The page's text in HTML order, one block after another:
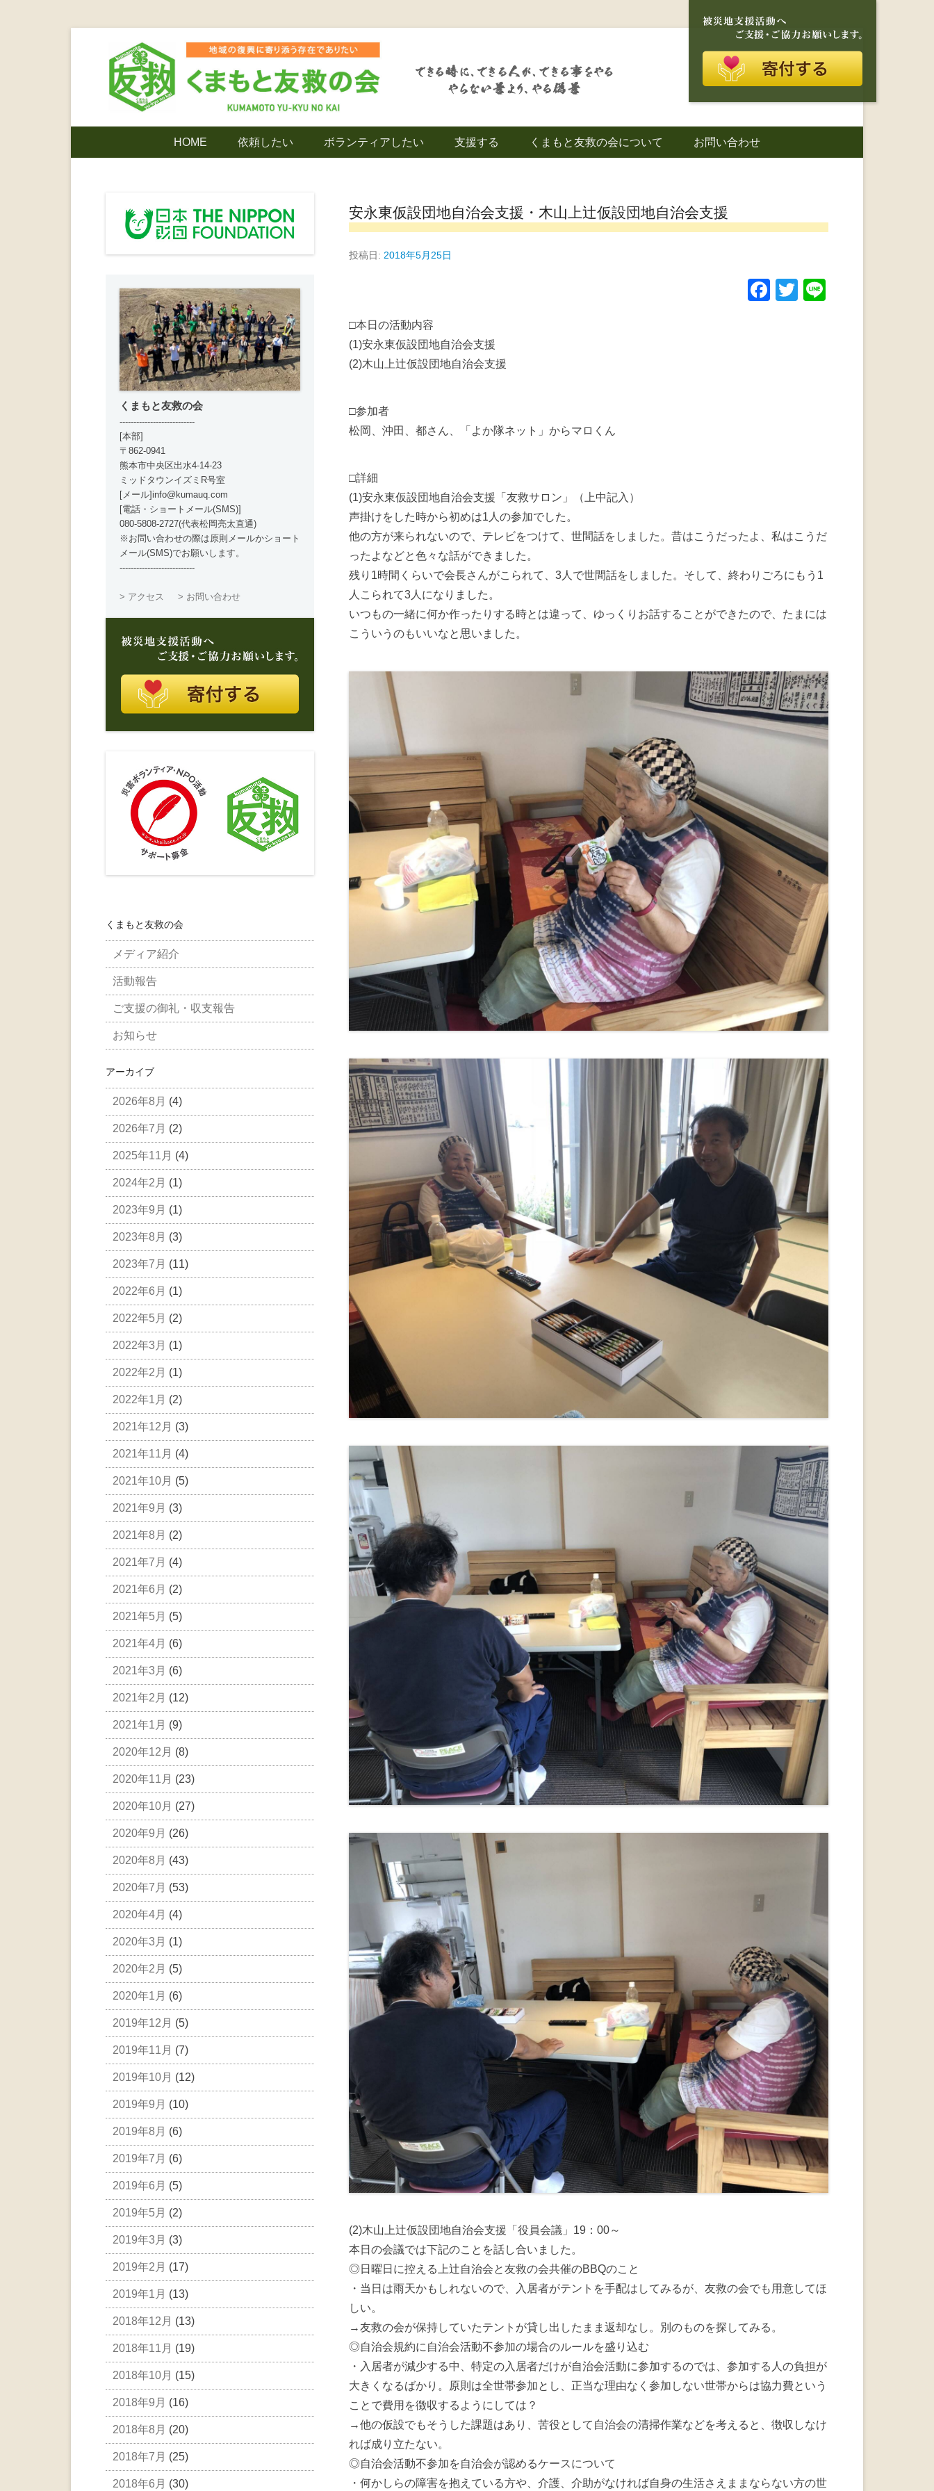
くまもと友救の会｜地域の復興に寄り添う存在
ンティア
HOME 依頼したい ボランティアしたい 支援する くまもと友救の会について お問い合わせ
安永東仮設団地自治会支援・木山上辻仮設団地自治会支援
投稿日: 2018年5月25日
F T
□本日の活動内容
(1)安永東仮設団地自治会支援
(2)木山上辻仮設団地自治会支援
□参加者
松岡、沖田、都さん、「よか隊ネット」からマロくん
□詳細
(1)安永東仮設団地自治会支援「友救サロン」（上中記入）
声掛けをした時から初めは1人の参加でした。
他の方が来られないので、テレビをつけて、世間話をしました。昔はこうだったよ、私はこうだ
ったよなどと色々な話ができました。
残り1時間くらいで会長さんがこられて、3人で世間話をしました。そして、終わりごろにもう1
人こられて3人になりました。
いつもの一緒に何か作ったりする時とは違って、ゆっくりお話することができたので、たまには
こういうのもいいなと思いました。
(2)木山上辻仮設団地自治会支援「役員会議」19：00～
本日の会議では下記のことを話し合いました。
◎日曜日に控える上辻自治会と友救の会共催のBBQのこと
・当日は雨天かもしれないので、入居者がテントを手配はしてみるが、友救の会でも用意してほ
しい。
→友救の会が保持していたテントが貸し出したまま返却なし。別のものを探してみる。
◎自治会規約に自治会活動不参加の場合のルールを盛り込む
・入居者が減少する中、特定の入居者だけが自治会活動に参加するのでは、参加する人の負担が
大きくなるばかり。原則は全世帯参加とし、正当な理由なく参加しない世帯からは協力費という
ことで費用を徴収するようにしては？
→他の仮設でもそうした課題はあり、苦役として自治会の清掃作業などを考えると、徴収しなけ
れば成り立たない。
◎自治会活動不参加を自治会が認めるケースについて
・何かしらの障害を抱えている方や、介護、介助がなければ自身の生活さえままならない方の世
くまもと友救の会
---------------------------
[本部]
〒862-0941
熊本市中央区出水4-14-23
ミッドタウンイズミR号室
[メール]info@kumauq.com
[電話・ショートメール(SMS)]
080-5808-2727(代表松岡亮太直通)
※お問い合わせの際は原則メールかショート
メール(SMS)でお願いします。
---------------------------
> アクセス > お問い合わせ
くまもと友救の会
メディア紹介
活動報告
ご支援の御礼・収支報告
お知らせ
アーカイブ
2026年8月 (4)
2026年7月 (2)
2025年11月 (4)
2024年2月 (1)
2023年9月 (1)
2023年8月 (3)
2023年7月 (11)
2022年6月 (1)
2022年5月 (2)
2022年3月 (1)
2022年2月 (1)
2022年1月 (2)
2021年12月 (3)
2021年11月 (4)
2021年10月 (5)
2021年9月 (3)
2021年8月 (2)
2021年7月 (4)
2021年6月 (2)
2021年5月 (5)
2021年4月 (6)
2021年3月 (6)
2021年2月 (12)
2021年1月 (9)
2020年12月 (8)
2020年11月 (23)
2020年10月 (27)
2020年9月 (26)
2020年8月 (43)
2020年7月 (53)
2020年4月 (4)
2020年3月 (1)
2020年2月 (5)
2020年1月 (6)
2019年12月 (5)
2019年11月 (7)
2019年10月 (12)
2019年9月 (10)
2019年8月 (6)
2019年7月 (6)
2019年6月 (5)
2019年5月 (2)
2019年3月 (3)
2019年2月 (17)
2019年1月 (13)
2018年12月 (13)
2018年11月 (19)
2018年10月 (15)
2018年9月 (16)
2018年8月 (20)
2018年7月 (25)
2018年6月 (30)